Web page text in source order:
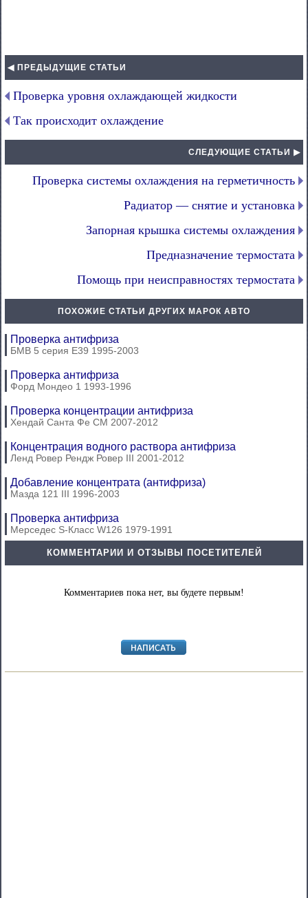
◀ ПРЕДЫДУЩИЕ СТАТЬИ
Проверка уровня охлаждающей жидкости
Так происходит охлаждение
СЛЕДУЮЩИЕ СТАТЬИ ▶
Проверка системы охлаждения на герметичность
Радиатор — снятие и установка
Запорная крышка системы охлаждения
Предназначение термостата
Помощь при неисправностях термостата
ПОХОЖИЕ СТАТЬИ ДРУГИХ МАРОК АВТО
Проверка антифриза
БМВ 5 серия Е39 1995-2003
Проверка антифриза
Форд Мондео 1 1993-1996
Проверка концентрации антифриза
Хендай Санта Фе СМ 2007-2012
Концентрация водного раствора антифриза
Ленд Ровер Рендж Ровер III 2001-2012
Добавление концентрата (антифриза)
Мазда 121 III 1996-2003
Проверка антифриза
Мерседес S-Класс W126 1979-1991
КОММЕНТАРИИ И ОТЗЫВЫ ПОСЕТИТЕЛЕЙ
Комментариев пока нет, вы будете первым!